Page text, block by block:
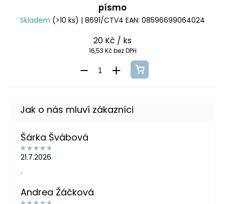
písmo
Skladem (>10 ks) | 8691/CTV4 EAN: 08596699064024
20 Kč / ks
16,53 Kč bez DPH
Šárka Švábová
21.7.2026
.
Andrea Žáčková